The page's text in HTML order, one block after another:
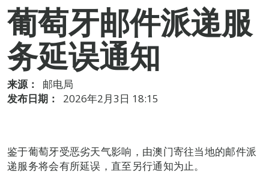
葡萄牙邮件派递服
务延误通知
来源：
邮电局
发布日期：
2026年2月3日 18:15
鉴于葡萄牙受恶劣天气影响，由澳门寄往当地的邮件派
递服务将会有所延误，直至另行通知为止。